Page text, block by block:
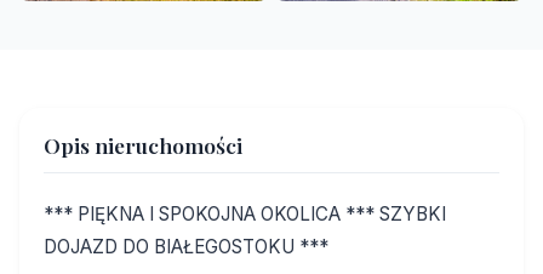
Opis nieruchomości
*** PIĘKNA I SPOKOJNA OKOLICA *** SZYBKI
DOJAZD DO BIAŁEGOSTOKU ***